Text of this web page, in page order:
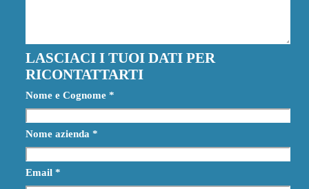
LASCIACI I TUOI DATI PER
RICONTATTARTI
Nome e Cognome *
Nome azienda *
Email *